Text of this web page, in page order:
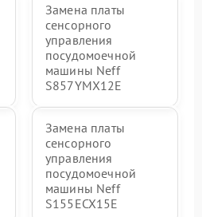
Замена платы
сенсорного
управления
посудомоечной
машины Neff
S857YMX12E
Замена платы
сенсорного
управления
посудомоечной
машины Neff
S155ECX15E